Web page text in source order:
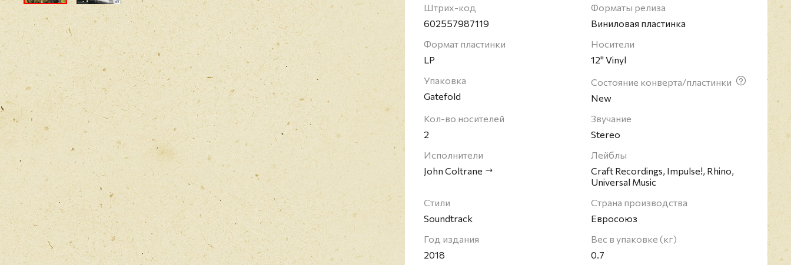
Штрих-код
602557987119
Форматы релиза
Виниловая пластинка
Формат пластинки
LP
Носители
12" Vinyl
Упаковка
Gatefold
Состояние конверта/пластинки
New
Кол-во носителей
2
Звучание
Stereo
Исполнители
John Coltrane
Лейблы
Craft Recordings, Impulse!, Rhino,
Universal Music
Стили
Soundtrack
Страна производства
Евросоюз
Год издания
2018
Вес в упаковке (кг)
0.7